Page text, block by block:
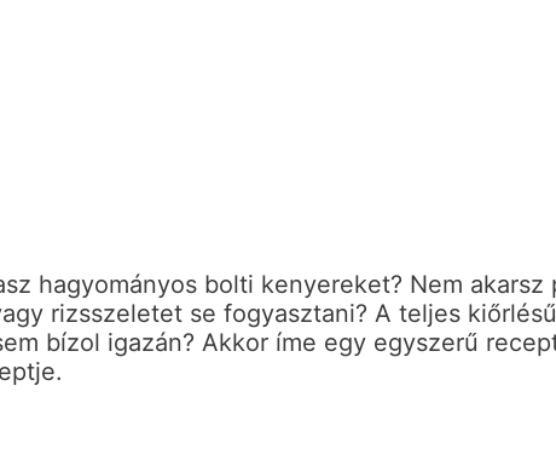
hagyományos bolti kenyereket? Nem
rizsszeletet se fogyasztani? A teljes kiőrlésű
bízol igazán? Akkor íme egy egyszerű